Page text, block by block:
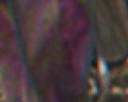
mee bezig.
kwartier meer dan in 2009. De meeste
(ruim 2 uur per dag). TV is goede
dag. Gamen komt op de derde plaats
De verjonging zet door; van de 6 t/m 9
minimaal één keer per week actief op
worden de onderlinge contacten via
Door de toename van beschikbare
kinderen en jongeren kiezen waar ze